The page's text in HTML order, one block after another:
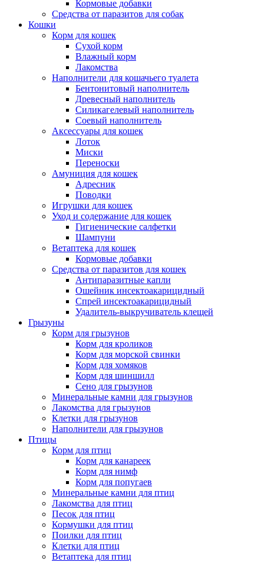
Кормовые добавки
Средства от паразитов для собак
Кошки
Корм для кошек
Сухой корм
Влажный корм
Лакомства
Наполнители для кошачьего туалета
Бентонитовый наполнитель
Древесный наполнитель
Силикагелевый наполнитель
Соевый наполнитель
Аксессуары для кошек
Лоток
Миски
Переноски
Амуниция для кошек
Адресник
Поводки
Игрушки для кошек
Уход и содержание для кошек
Гигиенические салфетки
Шампуни
Ветаптека для кошек
Кормовые добавки
Средства от паразитов для кошек
Антипаразитные капли
Ошейник инсектоакарицидный
Спрей инсектоакарицидный
Удалитель-выкручиватель клещей
Грызуны
Корм для грызунов
Корм для кроликов
Корм для морской свинки
Корм для хомяков
Корм для шиншилл
Сено для грызунов
Минеральные камни для грызунов
Лакомства для грызунов
Клетки для грызунов
Наполнители для грызунов
Птицы
Корм для птиц
Корм для канареек
Корм для нимф
Корм для попугаев
Минеральные камни для птиц
Лакомства для птиц
Песок для птиц
Кормушки для птиц
Поилки для птиц
Клетки для птиц
Ветаптека для птиц